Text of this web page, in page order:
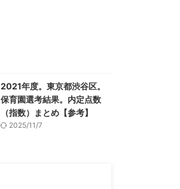
2021年度。東京都渋谷区。
保育園選考結果。内定点数
（指数）まとめ【参考】
2025/11/7